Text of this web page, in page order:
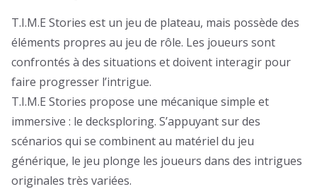
T.I.M.E Stories est un jeu de plateau, mais possède des
éléments propres au jeu de rôle. Les joueurs sont
confrontés à des situations et doivent interagir pour
faire progresser l’intrigue.
T.I.M.E Stories propose une mécanique simple et
immersive : le decksploring. S’appuyant sur des
scénarios qui se combinent au matériel du jeu
générique, le jeu plonge les joueurs dans des intrigues
originales très variées.